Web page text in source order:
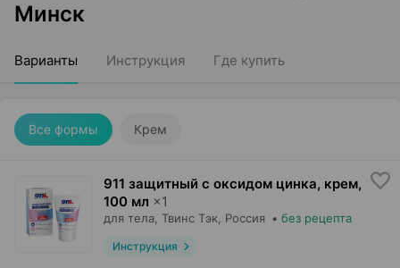
Минск
Варианты Инструкция Где купить
Все формы Крем
911 защитный с оксидом цинка, крем,
100 мл ×1
для тела, Твинс Тэк , Россия • без рецепта
Инструкция